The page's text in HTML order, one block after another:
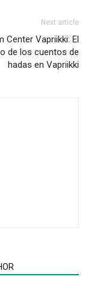
Next article
Center Vapriikki: El
de los cuentos de
hadas en Vapriikki